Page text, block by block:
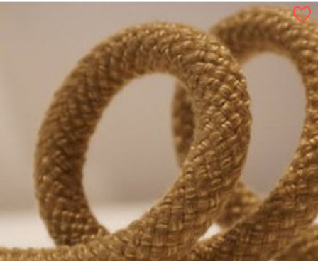
Par 100 m, 16 mm
Par 100 m, 12 mm